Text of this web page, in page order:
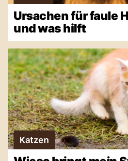
Ursachen für faule
und was hilft
Katzen